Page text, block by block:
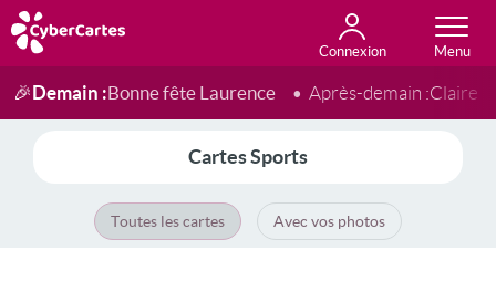
Connexion
Anniversaire
Fête du jour
Amour
Amitié
Merci
Toutes les cartes
🎉Demain :Bonne fête Laurence Après-demain :Claire
Cartes Sports
Toutes les cartes Avec vos photos